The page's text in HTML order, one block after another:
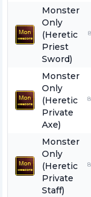
Monster
Only
(Heretic
Priest
Sword)
Monster
Only
(Heretic
Private
Axe)
Monster
Only
(Heretic
Private
Staff)